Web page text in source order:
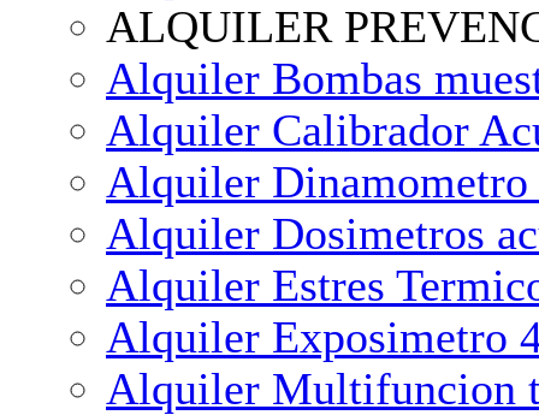
ALQUILER
Alquiler Bombas
Alquiler Calibrador
Alquiler
Alquiler Dosimetros
Alquiler Estres
Alquiler Exposimetro
Alquiler Multifuncion